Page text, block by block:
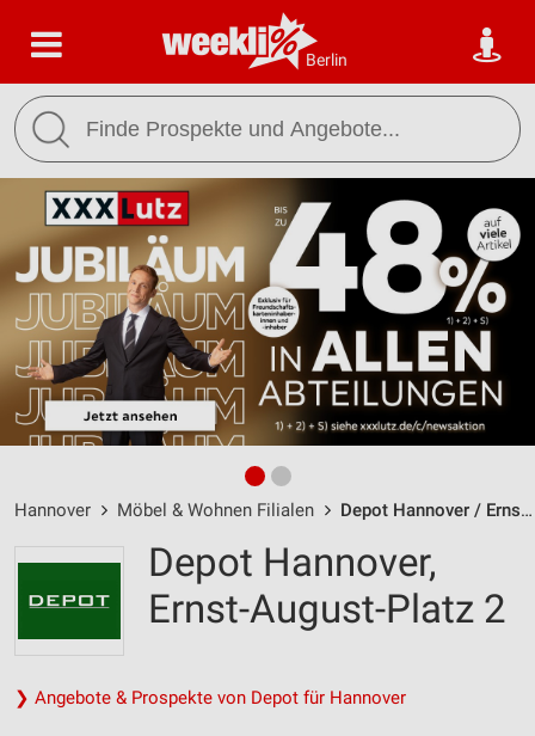
Berlin
Hannover Möbel & Wohnen Filialen Depot Hannover / Ernst-August-Platz 2 - Öffnungszeiten & Adresse
Depot Hannover,
Ernst-August-Platz 2
❯ Angebote & Prospekte von Depot für Hannover